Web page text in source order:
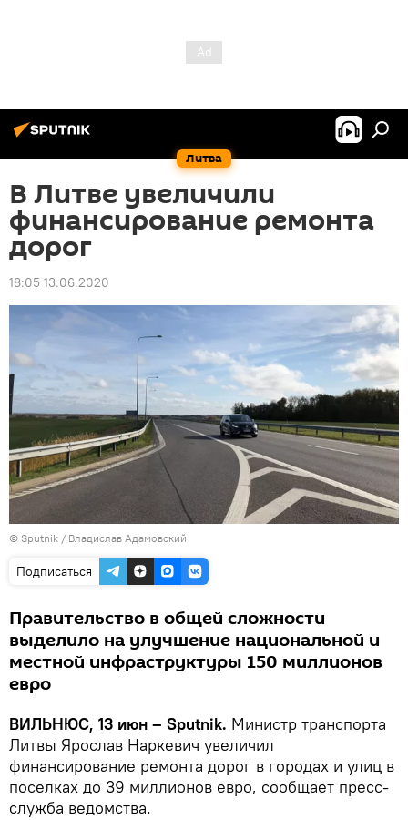
Литва
В Литве увеличили
финансирование ремонта
дорог
18:05 13.06.2020
© Sputnik / Владислав Адамовский
Подписаться
Правительство в общей сложности
выделило на улучшение национальной и
местной инфраструктуры 150 миллионов
евро
ВИЛЬНЮС, 13 июн – Sputnik. Министр транспорта
Литвы Ярослав Наркевич увеличил
финансирование ремонта дорог в городах и улиц в
поселках до 39 миллионов евро, сообщает пресс-
служба ведомства.